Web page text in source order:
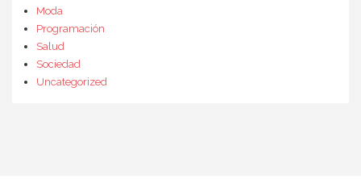
Moda
Programación
Salud
Sociedad
Uncategorized